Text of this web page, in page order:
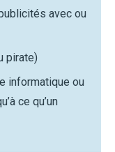
avec ou
pirate)
informatique ou
ce qu’un